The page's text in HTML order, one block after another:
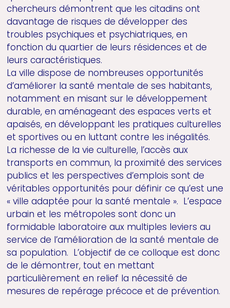
chercheurs démontrent que les citadins ont
davantage de risques de développer des
troubles psychiques et psychiatriques, en
fonction du quartier de leurs résidences et de
leurs caractéristiques.
La ville dispose de nombreuses opportunités
d’améliorer la santé mentale de ses habitants,
notamment en misant sur le développement
durable, en aménageant des espaces verts et
apaisés, en développant les pratiques culturelles
et sportives ou en luttant contre les inégalités.
La richesse de la vie culturelle, l’accès aux
transports en commun, la proximité des services
publics et les perspectives d’emplois sont de
véritables opportunités pour définir ce qu’est une
« ville adaptée pour la santé mentale ». L’espace
urbain et les métropoles sont donc un
formidable laboratoire aux multiples leviers au
service de l’amélioration de la santé mentale de
sa population. L’objectif de ce colloque est donc
de le démontrer, tout en mettant
particulièrement en relief la nécessité de
mesures de repérage précoce et de prévention.